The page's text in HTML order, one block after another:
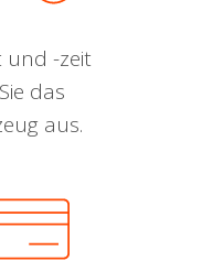
und -zeit
das
aus.